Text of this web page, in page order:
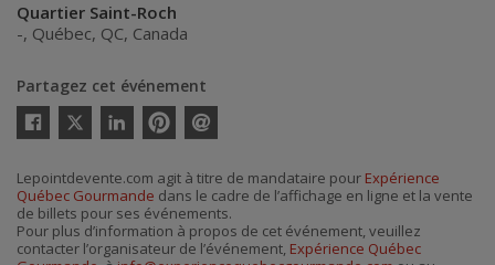
Quartier Saint-Roch
-, Québec, QC, Canada
Partagez cet événement
Twitter
courriel
Lepointdevente.com agit à titre de mandataire pour Expérience
Québec Gourmande dans le cadre de l’affichage en ligne et la vente
de billets pour ses événements.
Pour plus d’information à propos de cet événement, veuillez
contacter l’organisateur de l’événement, Expérience Québec